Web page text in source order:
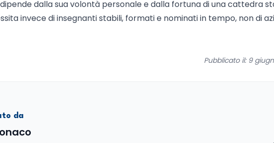
dalla sua volontà personale e dalla fortuna di una cattedra
invece di insegnanti stabili, formati e nominati in tempo, non di
Pubblicato il: 9
da